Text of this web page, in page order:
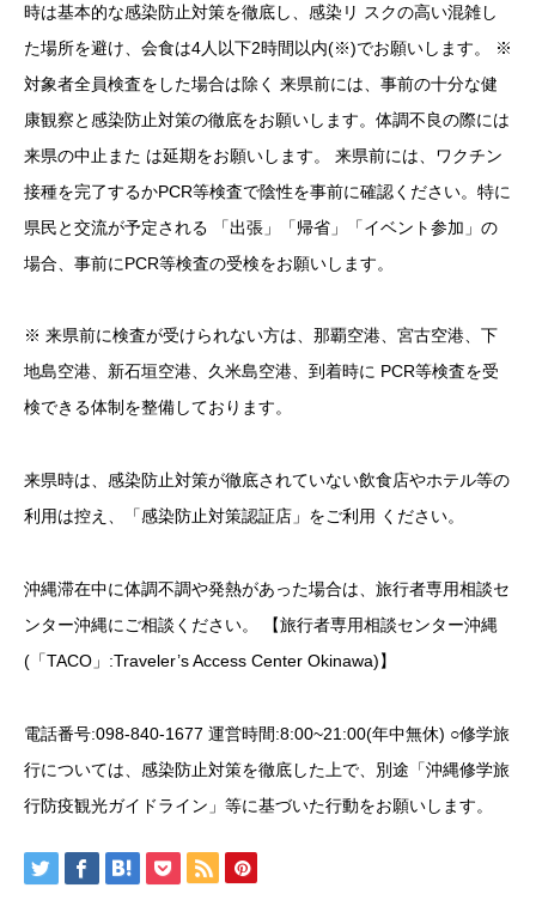
時は基本的な感染防止対策を徹底し、感染リ スクの高い混雑し
た場所を避け、会食は4人以下2時間以内(※)でお願いします。 ※
対象者全員検査をした場合は除く 来県前には、事前の十分な健
康観察と感染防止対策の徹底をお願いします。体調不良の際には
来県の中止また は延期をお願いします。 来県前には、ワクチン
接種を完了するかPCR等検査で陰性を事前に確認ください。特に
県民と交流が予定される 「出張」「帰省」「イベント参加」の
場合、事前にPCR等検査の受検をお願いします。
※ 来県前に検査が受けられない方は、那覇空港、宮古空港、下
地島空港、新石垣空港、久米島空港、到着時に PCR等検査を受
検できる体制を整備しております。
来県時は、感染防止対策が徹底されていない飲食店やホテル等の
利用は控え、「感染防止対策認証店」をご利用 ください。
沖縄滞在中に体調不調や発熱があった場合は、旅行者専用相談セ
ンター沖縄にご相談ください。 【旅行者専用相談センター沖縄
(「TACO」:Traveler’s Access Center Okinawa)】
電話番号:098-840-1677 運営時間:8:00~21:00(年中無休) ○修学旅
行については、感染防止対策を徹底した上で、別途「沖縄修学旅
行防疫観光ガイドライン」等に基づいた行動をお願いします。